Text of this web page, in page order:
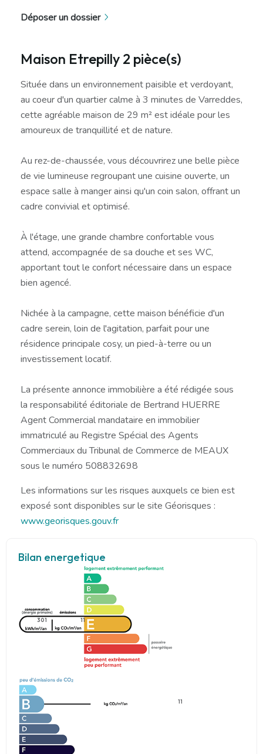
Déposer un dossier
Maison Etrepilly 2 pièce(s)
Située dans un environnement paisible et verdoyant,
au coeur d'un quartier calme à 3 minutes de Varreddes,
cette agréable maison de 29 m² est idéale pour les
amoureux de tranquillité et de nature.
Au rez-de-chaussée, vous découvrirez une belle pièce
de vie lumineuse regroupant une cuisine ouverte, un
espace salle à manger ainsi qu'un coin salon, offrant un
cadre convivial et optimisé.
À l'étage, une grande chambre confortable vous
attend, accompagnée de sa douche et ses WC,
apportant tout le confort nécessaire dans un espace
bien agencé.
Nichée à la campagne, cette maison bénéficie d'un
cadre serein, loin de l'agitation, parfait pour une
résidence principale cosy, un pied-à-terre ou un
investissement locatif.
La présente annonce immobilière a été rédigée sous
la responsabilité éditoriale de Bertrand HUERRE
Agent Commercial mandataire en immobilier
immatriculé au Registre Spécial des Agents
Commerciaux du Tribunal de Commerce de MEAUX
sous le numéro 508832698
Les informations sur les risques auxquels ce bien est
exposé sont disponibles sur le site Géorisques :
www.georisques.gouv.fr
Bilan energetique
301 11
11